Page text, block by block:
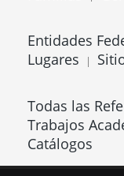
Entidades
Lugares |
Todas las
Trabajos
Catálogos